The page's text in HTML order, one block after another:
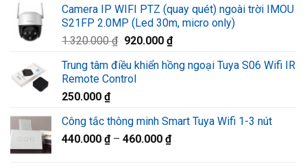
là:
1.580.000 ₫.
tại
là:
Camera IP WIFI PTZ (quay quét) ngoài trời IMOU
S21FP 2.0MP (Led 30m, micro only)
1.320.000₫ Giá
là:
1.320.000 ₫.
920.000 ₫Giá
tại
Trung tâm điều khiển hồng ngoại Tuya S06 Wifi IR
Remote Control
250.000 ₫
Công tắc thông minh Smart Tuya Wifi 1-3 nút
440.000 ₫– 460.000 ₫